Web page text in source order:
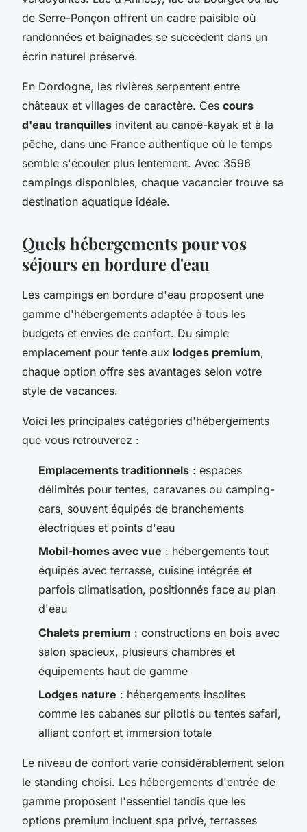
de Serre-Ponçon offrent un cadre paisible où
randonnées et baignades se succèdent dans un
écrin naturel préservé.
En Dordogne, les rivières serpentent entre
châteaux et villages de caractère. Ces cours
d'eau tranquilles invitent au canoë-kayak et à la
pêche, dans une France authentique où le temps
semble s'écouler plus lentement. Avec 3596
campings disponibles, chaque vacancier trouve sa
destination aquatique idéale.
Quels hébergements pour vos
séjours en bordure d'eau
Les campings en bordure d'eau proposent une
gamme d'hébergements adaptée à tous les
budgets et envies de confort. Du simple
emplacement pour tente aux lodges premium,
chaque option offre ses avantages selon votre
style de vacances.
Voici les principales catégories d'hébergements
que vous retrouverez :
Emplacements traditionnels : espaces
délimités pour tentes, caravanes ou camping-
cars, souvent équipés de branchements
électriques et points d'eau
Mobil-homes avec vue : hébergements tout
équipés avec terrasse, cuisine intégrée et
parfois climatisation, positionnés face au plan
d'eau
Chalets premium : constructions en bois avec
salon spacieux, plusieurs chambres et
équipements haut de gamme
Lodges nature : hébergements insolites
comme les cabanes sur pilotis ou tentes safari,
alliant confort et immersion totale
Le niveau de confort varie considérablement selon
le standing choisi. Les hébergements d'entrée de
gamme proposent l'essentiel tandis que les
options premium incluent spa privé, terrasses